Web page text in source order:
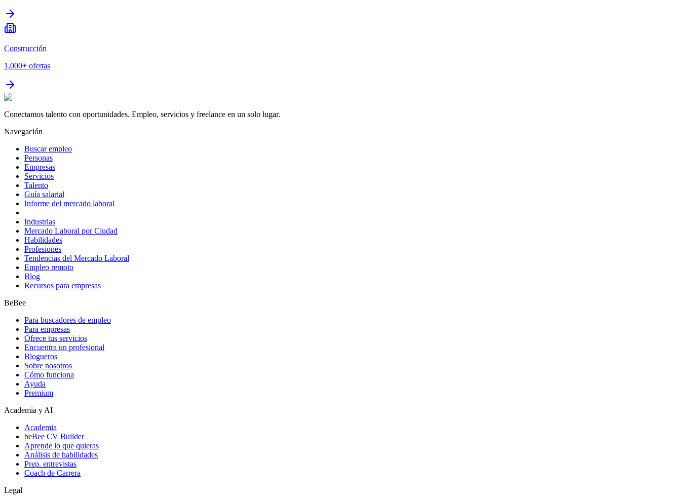
Construcción
1,000+ ofertas
Conectamos talento con oportunidades. Empleo, servicios y freelance en un solo lugar.
Navegación
Buscar empleo
Personas
Empresas
Servicios
Talento
Guía salarial
Informe del mercado laboral
Industrias
Mercado Laboral por Ciudad
Habilidades
Profesiones
Tendencias del Mercado Laboral
Empleo remoto
Blog
Recursos para empresas
BeBee
Para buscadores de empleo
Para empresas
Ofrece tus servicios
Encuentra un profesional
Blogueros
Sobre nosotros
Cómo funciona
Ayuda
Premium
Academia y AI
Academia
beBee CV Builder
Aprende lo que quieras
Análisis de habilidades
Prep. entrevistas
Coach de Carrera
Legal